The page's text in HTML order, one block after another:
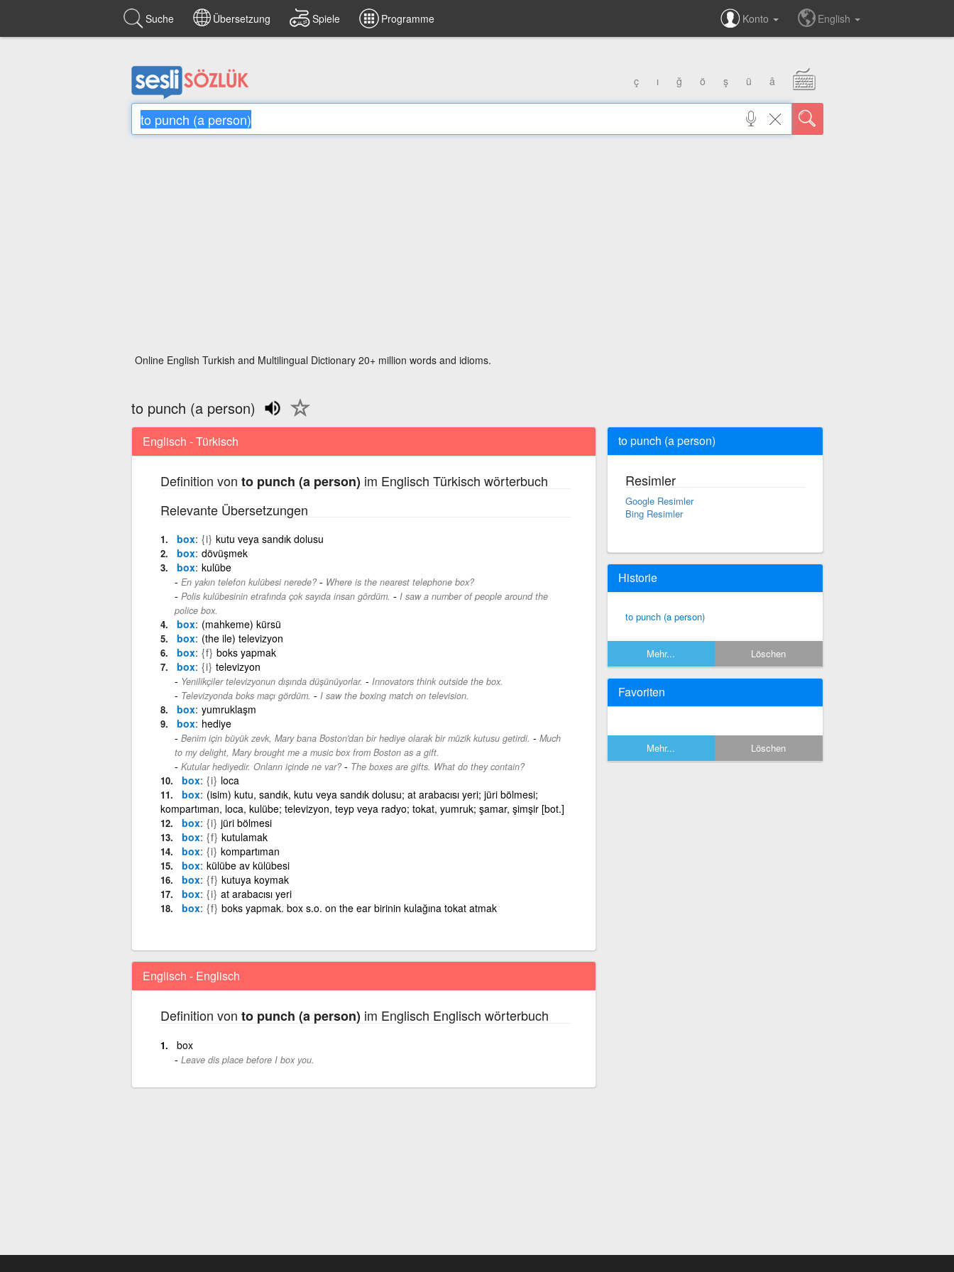
Suche Übersetzung Spiele Programme Konto English
ç ı ğ ö ş ü â
Online English Turkish and Multilingual Dictionary 20+ million words and idioms.
to punch (a person)
Englisch - Türkisch
Definition von to punch (a person) im Englisch Türkisch wörterbuch
Relevante Übersetzungen
box {i} kutu veya sandık dolusu
box dövüşmek
box kulübe
En yakın telefon kulübesi nerede?- Where is the nearest telephone box?
Polis kulübesinin etrafında çok sayıda insan gördüm. - I saw a number of people around the
police box.
box (mahkeme) kürsü
box (the ile) televizyon
box {f} boks yapmak
box {i} televizyon
Yenilikçiler televizyonun dışında düşünüyorlar. - Innovators think outside the box.
Televizyonda boks maçı gördüm. - I saw the boxing match on television.
box yumruklaşm
box hediye
Benim için büyük zevk, Mary bana Boston'dan bir hediye olarak bir müzik kutusu getirdi. - Much
to my delight, Mary brought me a music box from Boston as a gift.
Kutular hediyedir. Onların içinde ne var?- The boxes are gifts. What do they contain?
box {i} loca
box (isim) kutu, sandık, kutu veya sandık dolusu; at arabacısı yeri; jüri bölmesi;
kompartıman, loca, kulübe; televizyon, teyp veya radyo; tokat, yumruk; şamar, şimşir [bot.]
box {i} jüri bölmesi
box {f} kutulamak
box {i} kompartıman
box külübe av külübesi
box {f} kutuya koymak
box {i} at arabacısı yeri
box {f} boks yapmak. box s.o. on the ear birinin kulağına tokat atmak
Englisch - Englisch
Definition von to punch (a person) im Englisch Englisch wörterbuch
box
Leave dis place before I box you.
to punch (a person)
Resimler
Google Resimler
Bing Resimler
Historie
to punch (a person)
Mehr... Löschen
Favoriten
Mehr... Löschen